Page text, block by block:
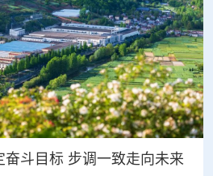
奋斗目标 步调一致走向未来